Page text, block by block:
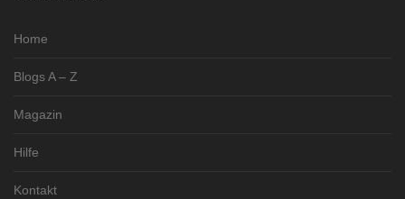
Home
Blogs A – Z
Magazin
Hilfe
Kontakt